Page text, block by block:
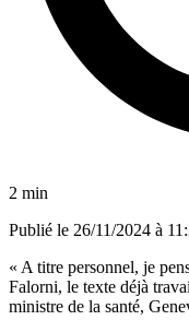
2 min
Publié le 26/11/2024 à
« A titre personnel, je
Falorni, le texte déjà
ministre de la santé,